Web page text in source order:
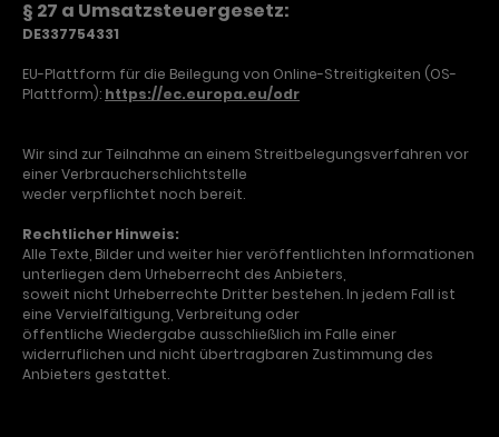
§ 27 a Umsatzsteuergesetz:
DE337754331
EU-Plattform für die Beilegung von Online-Streitigkeiten (OS-
Plattform): https://ec.europa.eu/odr
Wir sind zur Teilnahme an einem Streitbelegungsverfahren vor
einer Verbraucherschlichtstelle
weder verpflichtet noch bereit.
Rechtlicher Hinweis:
Alle Texte, Bilder und weiter hier veröffentlichten Informationen
unterliegen dem Urheberrecht des Anbieters,
soweit nicht Urheberrechte Dritter bestehen. In jedem Fall ist
eine Vervielfältigung, Verbreitung oder
öffentliche Wiedergabe ausschließlich im Falle einer
widerruflichen und nicht übertragbaren Zustimmung des
Anbieters gestattet.